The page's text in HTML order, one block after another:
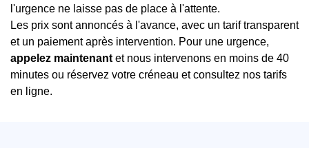
l'urgence ne laisse pas de place à l'attente.
Les prix sont annoncés à l'avance, avec un tarif transparent
et un paiement après intervention. Pour une urgence,
appelez maintenant et nous intervenons en moins de 40
minutes ou réservez votre créneau et consultez nos tarifs
en ligne.